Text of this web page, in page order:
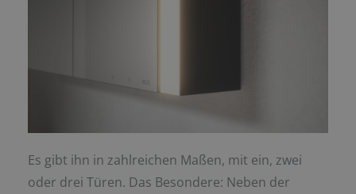
Es gibt ihn in zahlreichen Maßen, mit ein, zwei
oder drei Türen. Das Besondere: Neben der